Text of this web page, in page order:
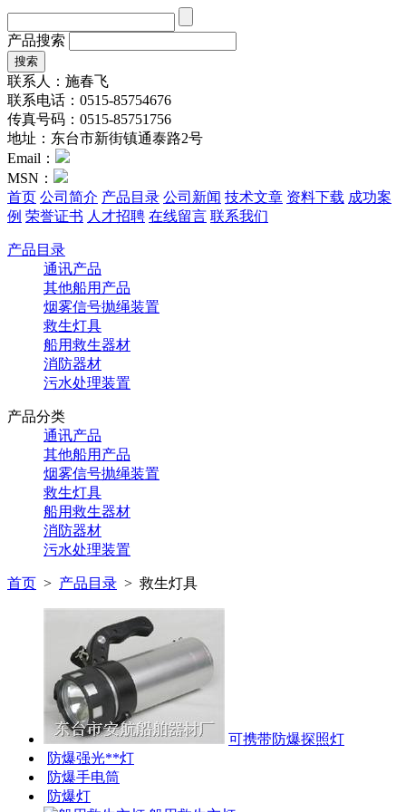
产品搜索
联系人：施春飞
联系电话：0515-85754676
传真号码：0515-85751756
地址：东台市新街镇通泰路2号
Email：
MSN：
首页 公司简介 产品目录 公司新闻 技术文章 资料下载 成功案
例 荣誉证书 人才招聘 在线留言 联系我们
产品目录
通讯产品
其他船用产品
烟雾信号抛绳装置
救生灯具
船用救生器材
消防器材
污水处理装置
产品分类
通讯产品
其他船用产品
烟雾信号抛绳装置
救生灯具
船用救生器材
消防器材
污水处理装置
首页 > 产品目录 > 救生灯具
可携带防爆探照灯
防爆强光**灯
防爆手电筒
防爆灯